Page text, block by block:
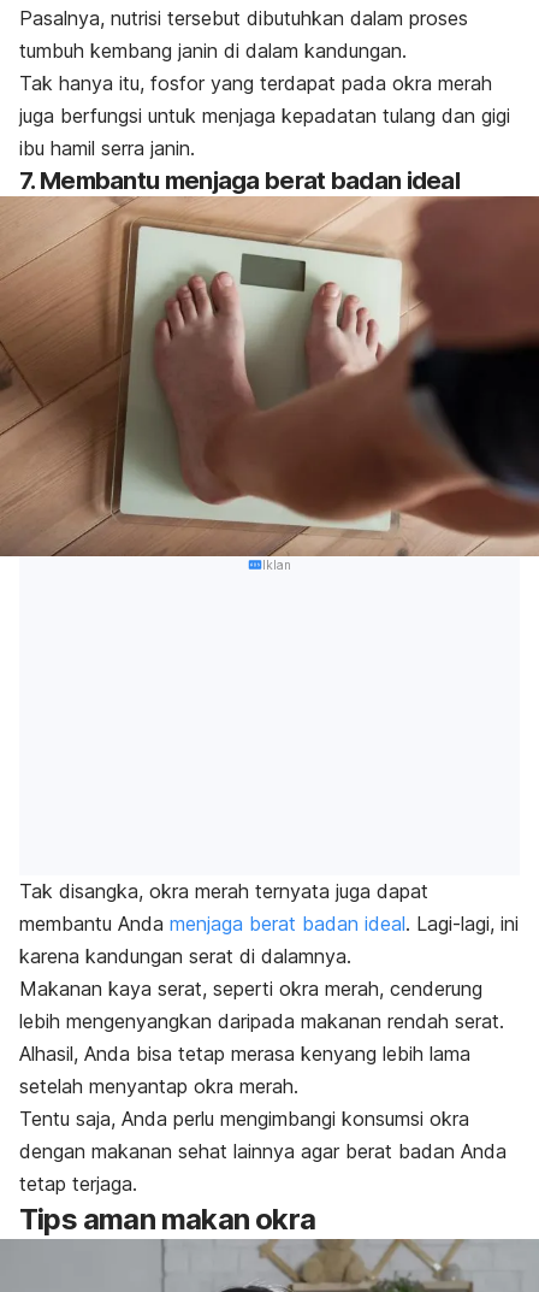
Pasalnya, nutrisi tersebut dibutuhkan dalam proses
tumbuh kembang janin di dalam kandungan.
Tak hanya itu, fosfor yang terdapat pada okra merah
juga berfungsi untuk menjaga kepadatan tulang dan gigi
ibu hamil serra janin.
7. Membantu menjaga berat badan ideal
Iklan
Tak disangka, okra merah ternyata juga dapat
membantu Anda menjaga berat badan ideal. Lagi-lagi, ini
karena kandungan serat di dalamnya.
Makanan kaya serat, seperti okra merah, cenderung
lebih mengenyangkan daripada makanan rendah serat.
Alhasil, Anda bisa tetap merasa kenyang lebih lama
setelah menyantap okra merah.
Tentu saja, Anda perlu mengimbangi konsumsi okra
dengan makanan sehat lainnya agar berat badan Anda
tetap terjaga.
Tips aman makan okra